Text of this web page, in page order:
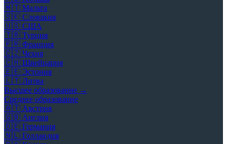
🇲🇹 Мальта
🇸🇰 Словакия
🇺🇸 США
🇹🇷 Турция
🇫🇷 Франция
🇨🇿 Чехия
🇨🇭 Швейцария
🇪🇪 Эстония
🇱🇹 Литва
Высшее образование →
Среднее образование
🇦🇹 Австрия
🇬🇧 Англия
🇩🇪 Германия
🇳🇱 Голландия